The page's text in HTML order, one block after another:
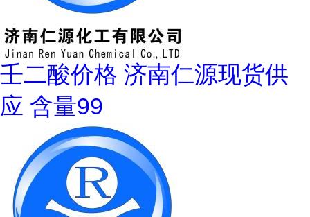
壬二酸价格 济南仁源现货供
应 含量99